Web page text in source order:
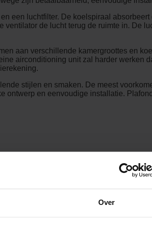
Over
een luchtfilter. De koelspiraal
de lucht terug de ruimte in. De
aan verschillende kamergroottes en
airconditioning unit zal harder werken
stijlen en smaken. De meest
ontwerp en eenvoudige installatie.